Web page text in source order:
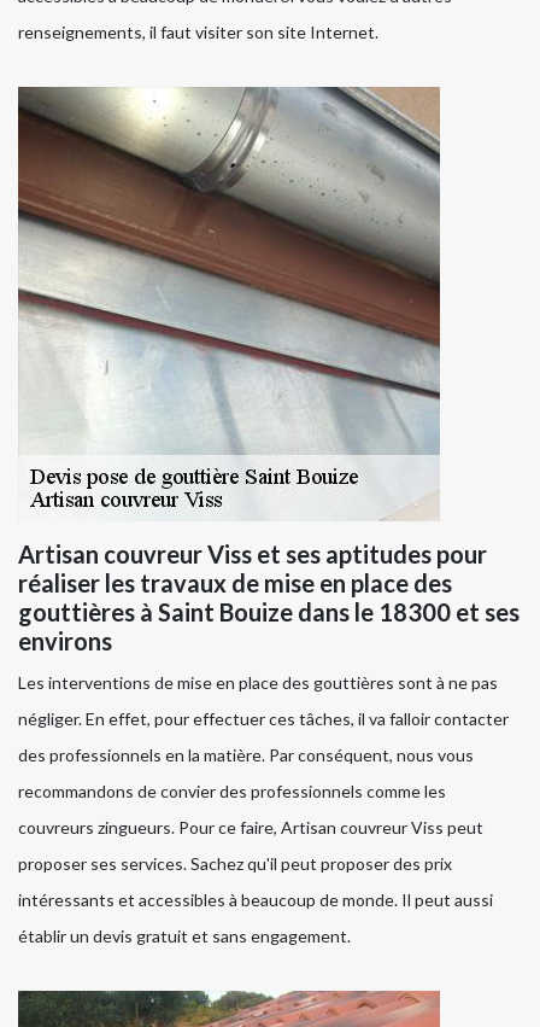
renseignements, il faut visiter son site Internet.
Artisan couvreur Viss et ses aptitudes pour
réaliser les travaux de mise en place des
gouttières à Saint Bouize dans le 18300 et ses
environs
Les interventions de mise en place des gouttières sont à ne pas
négliger. En effet, pour effectuer ces tâches, il va falloir contacter
des professionnels en la matière. Par conséquent, nous vous
recommandons de convier des professionnels comme les
couvreurs zingueurs. Pour ce faire, Artisan couvreur Viss peut
proposer ses services. Sachez qu'il peut proposer des prix
intéressants et accessibles à beaucoup de monde. Il peut aussi
établir un devis gratuit et sans engagement.